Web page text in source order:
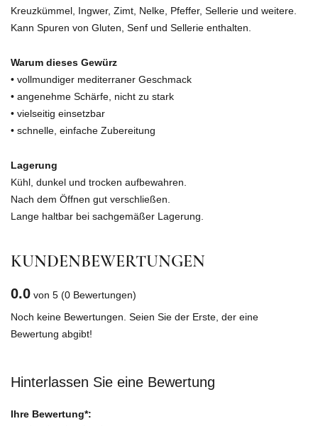
Kreuzkümmel, Ingwer, Zimt, Nelke, Pfeffer, Sellerie und weitere.
Kann Spuren von Gluten, Senf und Sellerie enthalten.
Warum dieses Gewürz
• vollmundiger mediterraner Geschmack
• angenehme Schärfe, nicht zu stark
• vielseitig einsetzbar
• schnelle, einfache Zubereitung
Lagerung
Kühl, dunkel und trocken aufbewahren.
Nach dem Öffnen gut verschließen.
Lange haltbar bei sachgemäßer Lagerung.
KUNDENBEWERTUNGEN
0.0 von 5 (0 Bewertungen)
Noch keine Bewertungen. Seien Sie der Erste, der eine
Bewertung abgibt!
Hinterlassen Sie eine Bewertung
Ihre Bewertung*: